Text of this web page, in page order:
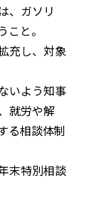
、ガソリ
と。
充し、対象
いよう知事
就労や解
る相談体制
末特別相談